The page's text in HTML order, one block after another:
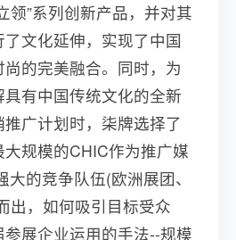
领”系列创新产品，并对其
文化延伸，实现了中国
的完美融合。同时，为
有中国传统文化的全新
广计划时，柒牌选择了
规模的CHIC作为推广媒
的竞争队伍(欧洲展团、
出，如何吸引目标受众
展企业运用的手法--规模